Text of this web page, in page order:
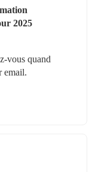
2025
vous quand
email.